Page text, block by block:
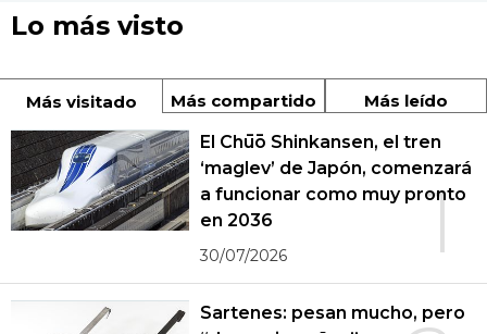
Lo más visto
Más visitado Más compartido Más leído
1
El Chūō Shinkansen, el tren
‘maglev’ de Japón, comenzará
a funcionar como muy pronto
en 2036
30/07/2026
Sartenes: pesan mucho, pero